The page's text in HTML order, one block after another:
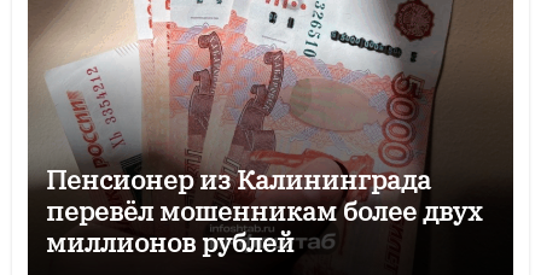
Пенсионер из Калининграда
перевёл мошенникам более двух
миллионов рублей